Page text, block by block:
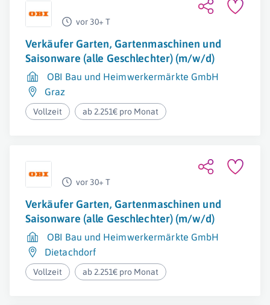
vor 30+ T
Verkäufer Garten, Gartenmaschinen und
Saisonware (alle Geschlechter) (m/w/d)
OBI Bau und Heimwerkermärkte GmbH
Graz
Vollzeit ab 2.251€ pro Monat
vor 30+ T
Verkäufer Garten, Gartenmaschinen und
Saisonware (alle Geschlechter) (m/w/d)
OBI Bau und Heimwerkermärkte GmbH
Dietachdorf
Vollzeit ab 2.251€ pro Monat